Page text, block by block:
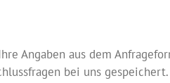
Angaben aus dem
bei uns